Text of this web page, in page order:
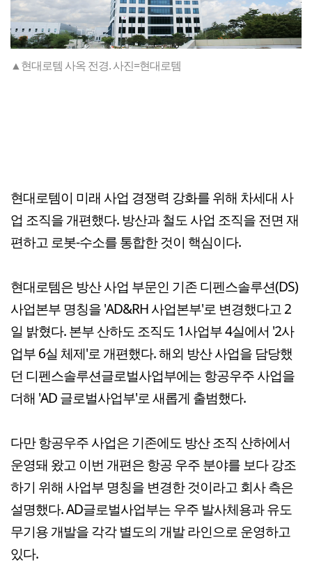
▲현대로템 사옥 전경. 사진=현대로템
현대로템이 미래 사업 경쟁력 강화를 위해 차세대 사
업 조직을 개편했다. 방산과 철도 사업 조직을 전면 재
편하고 로봇-수소를 통합한 것이 핵심이다.
현대로템은 방산 사업 부문인 기존 디펜스솔루션(DS)
사업본부 명칭을 'AD&RH 사업본부'로 변경했다고 2
일 밝혔다. 본부 산하도 조직도 1사업부 4실에서 '2사
업부 6실 체제'로 개편했다. 해외 방산 사업을 담당했
던 디펜스솔루션글로벌사업부에는 항공우주 사업을
더해 'AD 글로벌사업부'로 새롭게 출범했다.
다만 항공우주 사업은 기존에도 방산 조직 산하에서
운영돼 왔고 이번 개편은 항공 우주 분야를 보다 강조
하기 위해 사업부 명칭을 변경한 것이라고 회사 측은
설명했다. AD글로벌사업부는 우주 발사체용과 유도
무기용 개발을 각각 별도의 개발 라인으로 운영하고
있다.